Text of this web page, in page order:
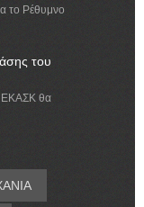
το Ρέθυμνο
του
ΕΚΑΣΚ θα